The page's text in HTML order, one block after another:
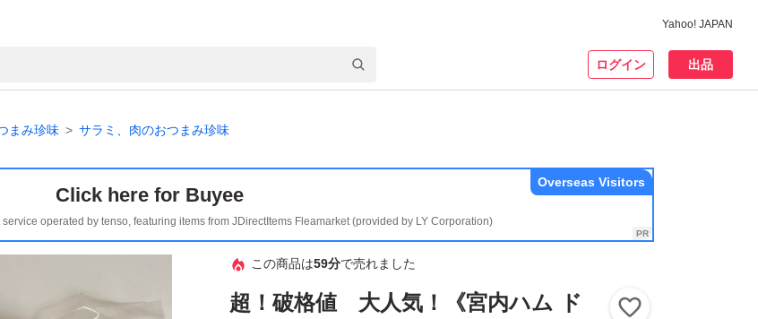
Yahoo! JAPAN
ログイン 出品
まみ珍味 サラミ、肉のおつまみ珍味
Click here for Buyee
operated by tenso, featuring items from JDirectItems Fleamarket (provided by LY Corporation)
Overseas Visitors
この商品は59分で売れました
超！破格値 大人気！《宮内ハム ド